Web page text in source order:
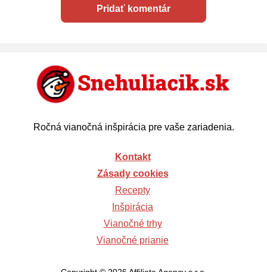
Ročná vianočná inšpirácia pre vaše zariadenia.
Kontakt
Zásady cookies
Recepty
Inšpirácia
Vianočné trhy
Vianočné prianie